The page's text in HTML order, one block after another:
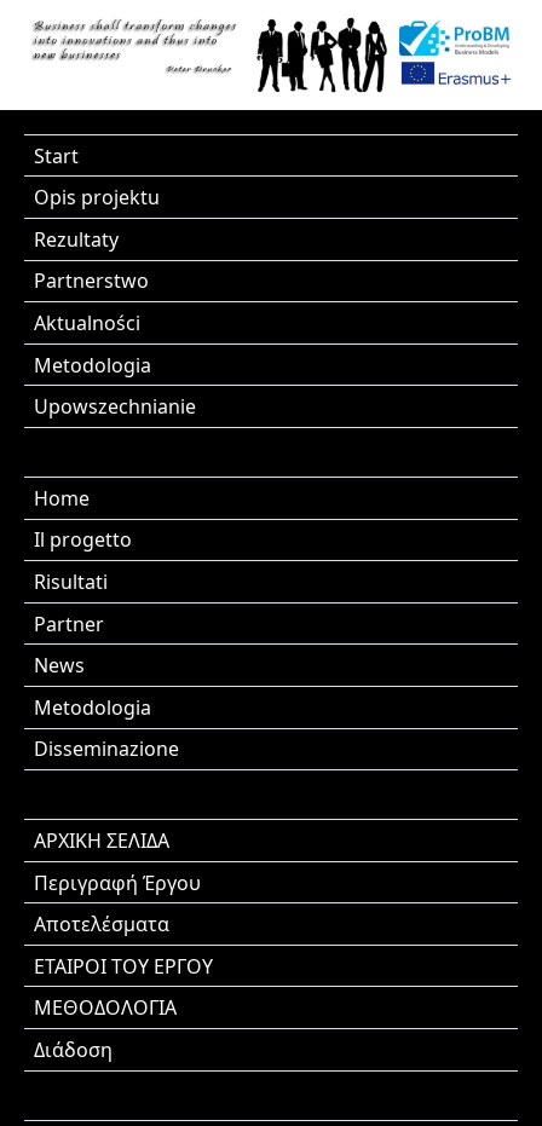
Start
Opis projektu
Rezultaty
Partnerstwo
Aktualności
Metodologia
Upowszechnianie
Home
Il progetto
Risultati
Partner
News
Metodologia
Disseminazione
ΑΡΧΙΚΗ ΣΕΛΙΔΑ
Περιγραφή Έργου
Αποτελέσματα
ΕΤΑΙΡΟΙ ΤΟΥ ΕΡΓΟΥ
ΜΕΘΟΔΟΛΟΓΙΑ
Διάδοση